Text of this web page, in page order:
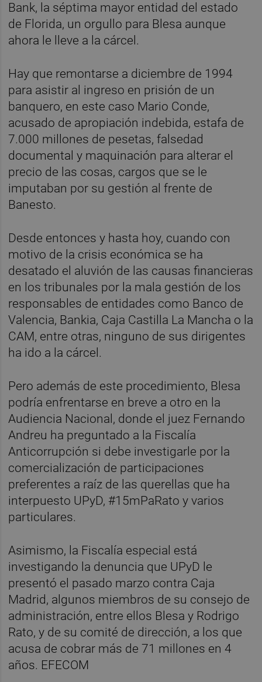
Bank, la séptima mayor entidad del estado
de Florida, un orgullo para Blesa aunque
ahora le lleve a la cárcel.
Hay que remontarse a diciembre de 1994
para asistir al ingreso en prisión de un
banquero, en este caso Mario Conde,
acusado de apropiación indebida, estafa de
7.000 millones de pesetas, falsedad
documental y maquinación para alterar el
precio de las cosas, cargos que se le
imputaban por su gestión al frente de
Banesto.
Desde entonces y hasta hoy, cuando con
motivo de la crisis económica se ha
desatado el aluvión de las causas financieras
en los tribunales por la mala gestión de los
responsables de entidades como Banco de
Valencia, Bankia, Caja Castilla La Mancha o la
CAM, entre otras, ninguno de sus dirigentes
ha ido a la cárcel.
Pero además de este procedimiento, Blesa
podría enfrentarse en breve a otro en la
Audiencia Nacional, donde el juez Fernando
Andreu ha preguntado a la Fiscalía
Anticorrupción si debe investigarle por la
comercialización de participaciones
preferentes a raíz de las querellas que ha
interpuesto UPyD, #15mPaRato y varios
particulares.
Asimismo, la Fiscalía especial está
investigando la denuncia que UPyD le
presentó el pasado marzo contra Caja
Madrid, algunos miembros de su consejo de
administración, entre ellos Blesa y Rodrigo
Rato, y de su comité de dirección, a los que
acusa de cobrar más de 71 millones en 4
años. EFECOM